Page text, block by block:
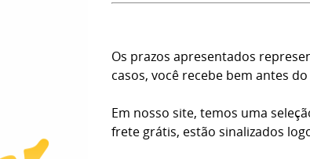
Os prazos apresentados
casos, você recebe bem antes
Em nosso site, temos uma
frete grátis, estão sinalizados